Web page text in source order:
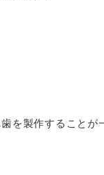
を製作することが